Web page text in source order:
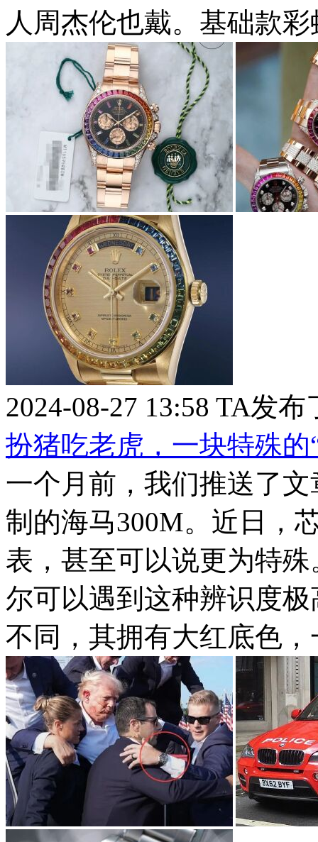
人周杰伦也戴。基础款
2024-08-27 13:58 TA发布
扮猪吃老虎，一块特殊的
一个月前，我们推送了
制的海马300M。近日，
表，甚至可以说更为特
尔可以遇到这种辨识度
不同，其拥有大红底色